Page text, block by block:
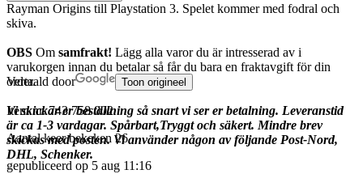
Rayman Origins till Playstation 3. Spelet kommer med fodral och
skiva.
OBS Om samfrakt! Lägg alla varor du är intresserad av i
varukorgen innan du betalar så får du bara en fraktavgift för din
order.
Vi skickar er beställning så snart vi ser er betalning. Leveranstid
är ca 1-3 vardagar. Spårbart,Tryggt och säkert. Mindre brev
skickas med posten. Vi använder någon av följande Post-Nord,
DHL, Schenker.
Vertaald door Toon origineel
Item nr. 743 758 002
Aantal keer bekeken 26
gepubliceerd op 5 aug 11:16